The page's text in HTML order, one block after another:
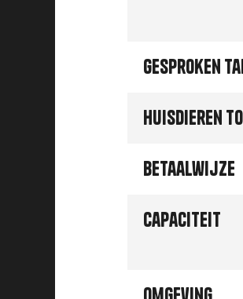
Gesproken
Huisdieren
Betaalwijze
Capaciteit